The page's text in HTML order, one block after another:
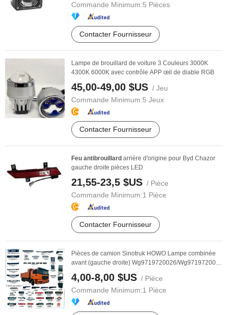
Commande Minimum:5 Pièces
Contacter Fournisseur
Lampe de brouillard de voiture 3 Couleurs 3000K
4300K 6000K avec contrôle APP œil de diable RGB
45,00-49,00 $US / Jeu
Commande Minimum:5 Jeux
Contacter Fournisseur
Feu antibrouillard arrière d'origine pour Byd Chazor
gauche droite pièces LED
21,55-23,5 $US / Pièce
Commande Minimum:1 Pièce
Contacter Fournisseur
Pièces de camion Sinotruk HOWO Lampe combinée
avant (gauche droite) Wg9719720026/Wg9719720025
4,00-8,00 $US / Pièce
Commande Minimum:1 Pièce